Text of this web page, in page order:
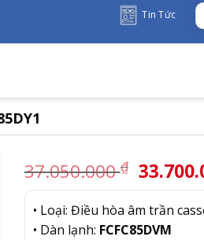
Tin Tức
37.050.000₫ Giá
gốc
là:
• Loại: Điều hòa âm trần
• Dàn lạnh: FCFC85DVM